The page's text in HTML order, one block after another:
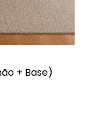
+ Base)